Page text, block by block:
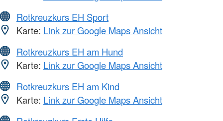
Rotkreuzkurs EH Sport
Karte: Link zur Google Maps Ansicht
Rotkreuzkurs EH am Hund
Karte: Link zur Google Maps Ansicht
Rotkreuzkurs EH am Kind
Karte: Link zur Google Maps Ansicht